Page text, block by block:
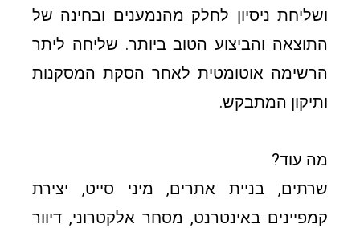
ושליחת ניסיון לחלק מהנמענים ובחינה של
התוצאה והביצוע הטוב ביותר. שליחה ליתר
הרשימה אוטומטית לאחר הסקת המסקנות
ותיקון המתבקש.
מה עוד?
שרתים, בניית אתרים, מיני סייט, יצירת
קמפיינים באינטרנט, מסחר אלקטרוני, דיוור